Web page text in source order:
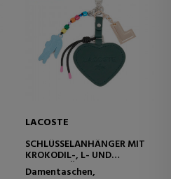
LACOSTE
SCHLÜSSELANHÄNGER MIT
KROKODIL-, L- UND
HERZANHÄNGER
Damentaschen,